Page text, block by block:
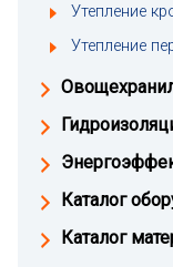
Утепление
Утепление
Каталог
Каталог